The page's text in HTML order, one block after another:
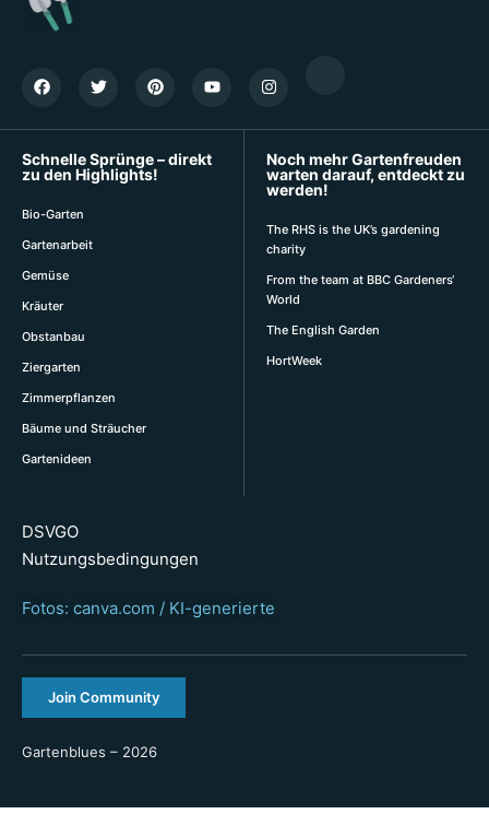
Schnelle Sprünge – direkt
zu den Highlights!
Bio-Garten
Gartenarbeit
Gemüse
Kräuter
Obstanbau
Ziergarten
Zimmerpflanzen
Bäume und Sträucher
Gartenideen
Noch mehr Gartenfreuden
warten darauf, entdeckt zu
werden!
The RHS is the UK’s gardening
charity
From the team at BBC Gardeners‘
World
The English Garden
HortWeek
DSVGO
Nutzungsbedingungen
Fotos: canva.com / KI-generierte
Join Community
Gartenblues – 2026